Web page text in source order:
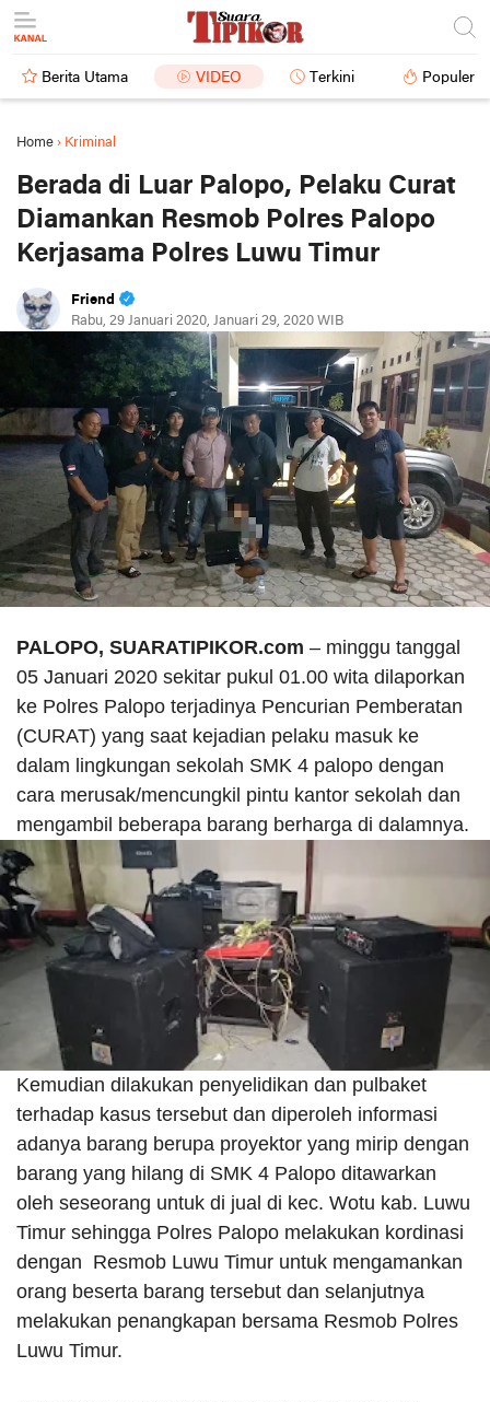
Berita Utama VIDEO Terkini Populer
Home › Kriminal
Berada di Luar Palopo, Pelaku Curat
Diamankan Resmob Polres Palopo
Kerjasama Polres Luwu Timur
Friend
Rabu, 29 Januari 2020, Januari 29, 2020 WIB
PALOPO, SUARATIPIKOR.com – minggu tanggal
05 Januari 2020 sekitar pukul 01.00 wita dilaporkan
ke Polres Palopo terjadinya Pencurian Pemberatan
(CURAT) yang saat kejadian pelaku masuk ke
dalam lingkungan sekolah SMK 4 palopo dengan
cara merusak/mencungkil pintu kantor sekolah dan
mengambil beberapa barang berharga di dalamnya.
Kemudian dilakukan penyelidikan dan pulbaket
terhadap kasus tersebut dan diperoleh informasi
adanya barang berupa proyektor yang mirip dengan
barang yang hilang di SMK 4 Palopo ditawarkan
oleh seseorang untuk di jual di kec. Wotu kab. Luwu
Timur sehingga Polres Palopo melakukan kordinasi
dengan Resmob Luwu Timur untuk mengamankan
orang beserta barang tersebut dan selanjutnya
melakukan penangkapan bersama Resmob Polres
Luwu Timur.